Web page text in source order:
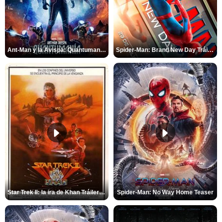
Ant-Man y la Avispa: Quantumanía Tráiler (2) Spider-Man: Brand New Day Tráiler (3)
Star Trek II: la ira de Khan Tráiler VO Spider-Man: No Way Home Teaser